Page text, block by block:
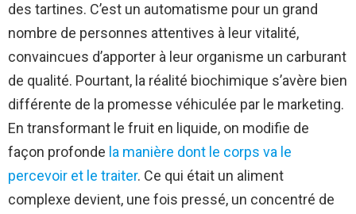
des tartines. C’est un automatisme pour un grand
nombre de personnes attentives à leur vitalité,
convaincues d’apporter à leur organisme un carburant
de qualité. Pourtant, la réalité biochimique s’avère bien
différente de la promesse véhiculée par le marketing.
En transformant le fruit en liquide, on modifie de
façon profonde la manière dont le corps va le
percevoir et le traiter. Ce qui était un aliment
complexe devient, une fois pressé, un concentré de